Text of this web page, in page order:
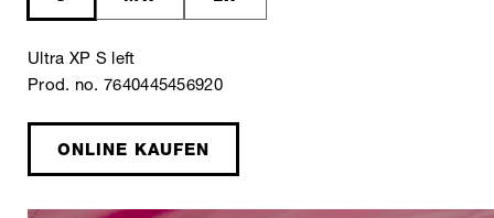
Ultra XP S left
Prod. no. 7640445456920
ONLINE KAUFEN